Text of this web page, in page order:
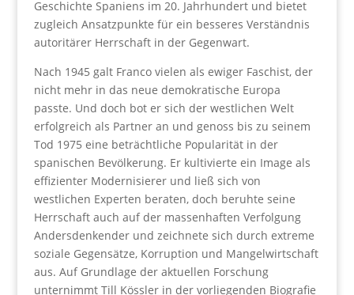
Geschichte Spaniens im 20. Jahrhundert und bietet
zugleich Ansatzpunkte für ein besseres Verständnis
autoritärer Herrschaft in der Gegenwart.
Nach 1945 galt Franco vielen als ewiger Faschist, der
nicht mehr in das neue demokratische Europa
passte. Und doch bot er sich der westlichen Welt
erfolgreich als Partner an und genoss bis zu seinem
Tod 1975 eine beträchtliche Popularität in der
spanischen Bevölkerung. Er kultivierte ein Image als
effizienter Modernisierer und ließ sich von
westlichen Experten beraten, doch beruhte seine
Herrschaft auch auf der massenhaften Verfolgung
Andersdenkender und zeichnete sich durch extreme
soziale Gegensätze, Korruption und Mangelwirtschaft
aus. Auf Grundlage der aktuellen Forschung
unternimmt Till Kössler in der vorliegenden Biografie